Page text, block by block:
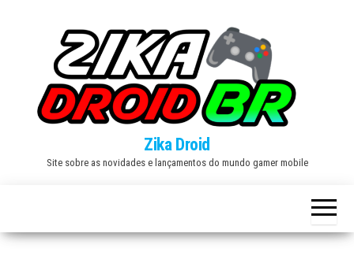
Zika Droid
Site sobre as novidades e lançamentos do mundo gamer mobile